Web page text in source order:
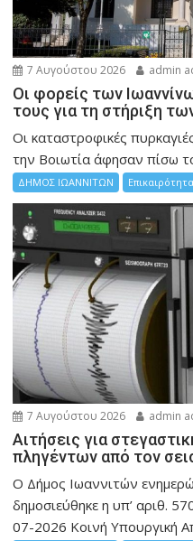
7 Αυγούστου 2026 admin
Οι φορείς των
τους για τη στήριξη
Οι καταστροφικές
την Bοιωτία άφησαν πίσω
ΔΗΜΟΣ ΙΩΑΝΝΙΤΩΝ Επικαιρότητα
7 Αυγούστου 2026 admin
Αιτήσεις για
πληγέντων από τον
Ο Δήμος Ιωαννιτών
δημοσιεύθηκε η υπ’ αριθ.
07-2026 Κοινή Υπουργική